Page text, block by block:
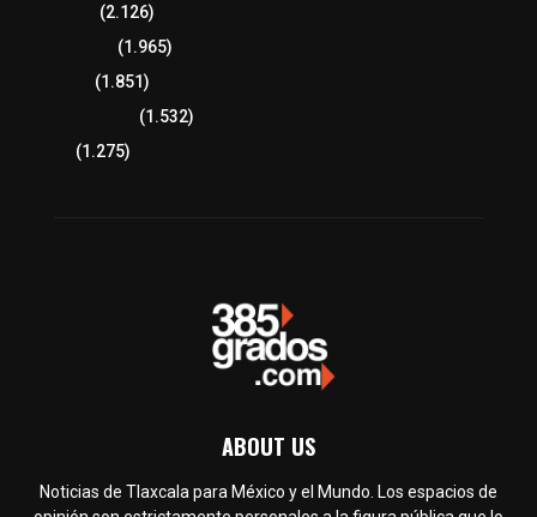
(2.126)
(1.965)
(1.851)
(1.532)
(1.275)
ABOUT US
Noticias de Tlaxcala para México y el Mundo. Los espacios de